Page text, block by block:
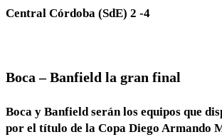
Central Córdoba (SdE) 2 -4
Boca – Banfield la gran final
Boca y Banfield serán los equipos que
por el título de la Copa Diego Armando